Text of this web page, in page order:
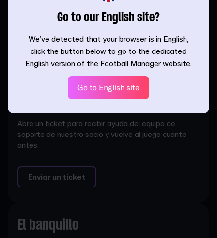
Respuestas a tus preguntas frecuentes en todas las
plataformas. Si no encuentras lo que buscas, abre un
ticket o visita nuestros foros.
Leer las FAQ
Abre un ticket para recibir ayuda del equipo de
soporte de nuestro socio y vuelve al juego cuanto
antes.
Enviar un ticket
El banquillo
Go to our English site?
We’ve detected that your browser is in English,
click the button below to go to the dedicated
English version of the Football Manager website.
Go to English site